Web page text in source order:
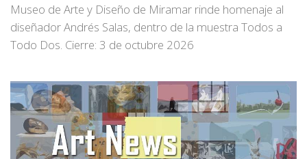
Museo de Arte y Diseño de Miramar rinde homenaje al
diseñador Andrés Salas, dentro de la muestra Todos a
Todo Dos. Cierre: 3 de octubre 2026